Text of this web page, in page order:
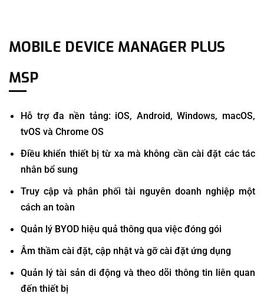
MOBILE DEVICE MANAGER PLUS
MSP
Hỗ trợ đa nền tảng: iOS, Android, Windows, macOS,
tvOS và Chrome OS
Điều khiển thiết bị từ xa mà không cần cài đặt các tác
nhân bổ sung
Truy cập và phân phối tài nguyên doanh nghiệp một
cách an toàn
Quản lý BYOD hiệu quả thông qua việc đóng gói
Âm thầm cài đặt, cập nhật và gỡ cài đặt ứng dụng
Quản lý tài sản di động và theo dõi thông tin liên quan
đến thiết bị